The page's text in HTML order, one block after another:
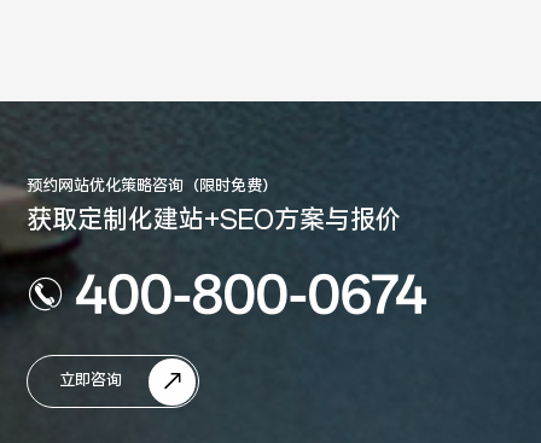
预约网站优化策略咨询（限时免费）
获取定制化建站+SEO方案与报价
400-800-0674
立即咨询